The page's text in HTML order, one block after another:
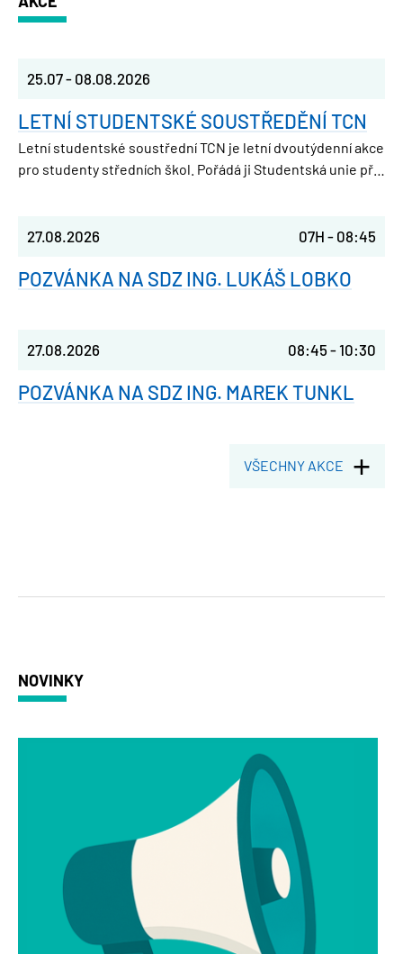
25.07- 08.08.2026
LETNÍ STUDENTSKÉ SOUSTŘEDĚNÍ TCN
Letní studentské soustřední TCN je letní dvoutýdenní akce
pro studenty středních škol. Pořádá ji Studentská unie při
27.08.2026 07H - 08:45
POZVÁNKA NA SDZ ING. LUKÁŠ LOBKO
27.08.2026 08:45 -10:30
POZVÁNKA NA SDZ ING. MAREK TUNKL
VŠECHNY AKCE
NOVINKY